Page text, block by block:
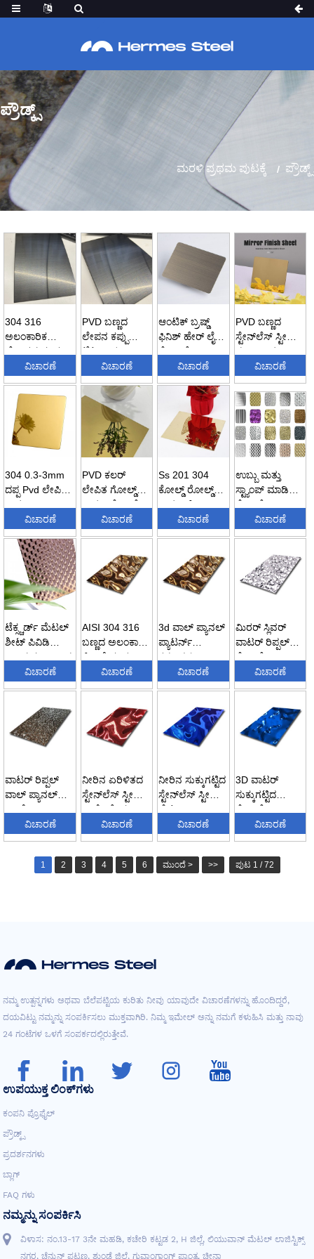
ಪ್ರೌಡ್ಕ್ಸ್
ಮರಳಿ ಪ್ರಥಮ ಪುಟಕ್ಕೆ ಪ್ರೌಡ್ಕ್ಸ್
304 316
ಅಲಂಕಾರಿಕ
ಲೋಹದ ಫಲಕ
ಬ್ರಷ್ಡ್ ಫಿನಿಶ್ 4...
ವಿಚಾರಣೆ
PVD ಬಣ್ಣದ
ಲೇಪನ ಕಪ್ಪು
ಟೈಟಾನಿಯಂ
ಕೂದಲಿನ ಬಣ್ಣ...
ವಿಚಾರಣೆ
ಆಂಟಿಕ್ ಬ್ರಷ್ಡ್
ಫಿನಿಶ್ ಹೇರ್ ಲೈನ್
ಸ್ಟೇನ್ ಲೆಸ್
ಸ್ಟೀಲ್...ವಿಚಾರಣೆ
PVD ಬಣ್ಣದ
ಸ್ಟೇನ್‌ಲೆಸ್ ಸ್ಟೀಲ್
ನಂ.8 ಮಿರರ್
ಫಿನಿಶ್ ...ವಿಚಾರಣೆ
304 0.3-3mm
ದಪ್ಪ Pvd ಲೇಪಿತ
ಮಿರರ್ ಫಿನಿಶ್
ಕೊಲೊ...ವಿಚಾರಣೆ
PVD ಕಲರ್
ಲೇಪಿತ ಗೋಲ್ಡ್
ಮಿರರ್ ಸ್ಟೇನ್‌ಲೆಸ್
ಸ್ಟೀಲ್ ಶ್...
ವಿಚಾರಣೆ
Ss 201 304
ಕೋಲ್ಡ್ ರೋಲ್ಡ್
ಮಿರರ್ ಗೋಲ್ಡ್
ಶೀಟ್ ಡೆಕೋರಾ...
ವಿಚಾರಣೆ
ಉಬ್ಬು ಮತ್ತು
ಸ್ಟ್ಯಾಂಪ್ ಮಾಡಿದ
ಸ್ಟೇನ್‌ಲೆಸ್ ಸ್ಟೀಲ್
ಹಾಳೆಗಳು ...
ವಿಚಾರಣೆ
ಟೆಕ್ಸ್ಚರ್ಡ್ ಮೆಟಲ್
ಶೀಟ್ ಪಿವಿಡಿ
ಬಣ್ಣದ ಸಣ್ಣ ನೀರಿನ
ಹನಿ...ವಿಚಾರಣೆ
AISI 304 316
ಬಣ್ಣದ ಅಲಂಕಾರಿಕ
ಗೋಡೆ ಫಲಕ
ನೀರು ...ವಿಚಾರಣೆ
3d ವಾಲ್ ಪ್ಯಾನಲ್
ಪ್ಯಾಟರ್ನ್
ಕನ್ನಡಿಗಳು
ಎಂಬೋಸ್ಡ್
ಮೆಟಲ್ ವಾ...
ವಿಚಾರಣೆ
ಮಿರರ್ ಸ್ಲಿವರ್
ವಾಟರ್ ರಿಪ್ಪಲ್
ಸ್ಟೇನ್‌ಲೆಸ್ ಸ್ಟೀಲ್
ವಿಚಾರಣೆ
ವಾಟರ್ ರಿಪ್ಪಲ್
ವಾಲ್ ಪ್ಯಾನಲ್
ಎಂಬೋಸ್ಡ್
ಸ್ಟೇನ್‌ಲೆಸ್ ಸ್ಟೀ...
ವಿಚಾರಣೆ
ನೀರಿನ ಏರಿಳಿತದ
ಸ್ಟೇನ್‌ಲೆಸ್ ಸ್ಟೀಲ್
ಹಾಳೆ - ಕೆಂಪು ...
ವಿಚಾರಣೆ
ನೀರಿನ ಸುಕ್ಕುಗಟ್ಟಿದ
ಸ್ಟೇನ್‌ಲೆಸ್ ಸ್ಟೀಲ್
ಪ್ಲೇಟ್ – ...
ವಿಚಾರಣೆ
3D ವಾಟರ್
ಸುಕ್ಕುಗಟ್ಟಿದ
ಸ್ಟೇನ್‌ಲೆಸ್ ಸ್ಟೀಲ್
ಶೀಟ್ ಅಲಂಕಾರ...
ವಿಚಾರಣೆ
1 2 3 4 5 6 ಮುಂದೆ > >> ಪುಟ 1 / 72
ನಮ್ಮ ಉತ್ಪನ್ನಗಳು ಅಥವಾ ಬೆಲೆಪಟ್ಟಿಯ ಕುರಿತು ನೀವು ಯಾವುದೇ ವಿಚಾರಣೆಗಳನ್ನು ಹೊಂದಿದ್ದರೆ,
ದಯವಿಟ್ಟು ನಮ್ಮನ್ನು ಸಂಪರ್ಕಿಸಲು ಮುಕ್ತವಾಗಿರಿ. ನಿಮ್ಮ ಇಮೇಲ್ ಅನ್ನು ನಮಗೆ ಕಳುಹಿಸಿ ಮತ್ತು ನಾವು
24 ಗಂಟೆಗಳ ಒಳಗೆ ಸಂಪರ್ಕದಲ್ಲಿರುತ್ತೇವೆ.
ಉಪಯುಕ್ತ ಲಿಂಕ್‌ಗಳು
ಕಂಪನಿ ಪ್ರೊಫೈಲ್
ಪ್ರೌಡ್ಕ್ಸ್
ಪ್ರದರ್ಶನಗಳು
ಬ್ಲಾಗ್
FAQ ಗಳು
ನಮ್ಮನ್ನು ಸಂಪರ್ಕಿಸಿ
ವಿಳಾಸ: ನಂ.13-17 3ನೇ ಮಹಡಿ, ಕಚೇರಿ ಕಟ್ಟಡ 2, H ಜಿಲ್ಲೆ, ಲಿಯುವಾನ್ ಮೆಟಲ್ ಲಾಜಿಸ್ಟಿಕ್ಸ್
ನಗರ, ಚೆನ್ಕುನ್ ಪಟ್ಟಣ, ಶುಂಡೆ ಜಿಲ್ಲೆ, ಗುವಾಂಗ್ಡಾಂಗ್ ಪ್ರಾಂತ್ಯ, ಚೀನಾ